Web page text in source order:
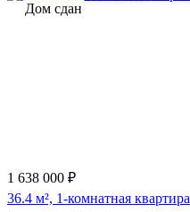
Дом сдан
1 638 000 ₽
36.4 м², 1-комнатная квартира